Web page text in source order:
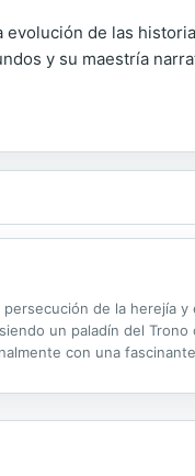
de las
y su maestría
de la herejía y
un paladín del Trono
con una